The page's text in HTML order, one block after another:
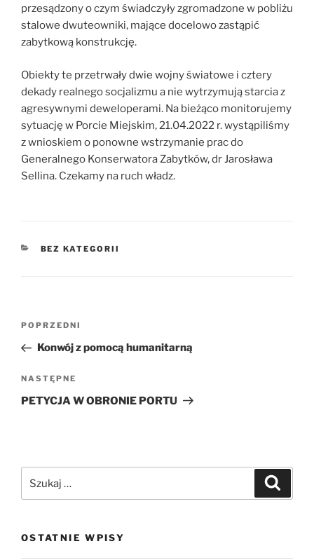
przesądzony o czym świadczyły zgromadzone w pobliżu
stalowe dwuteowniki, mające docelowo zastąpić
zabytkową konstrukcję.
Obiekty te przetrwały dwie wojny światowe i cztery
dekady realnego socjalizmu a nie wytrzymują starcia z
agresywnymi deweloperami. Na bieżąco monitorujemy
sytuację w Porcie Miejskim, 21.04.2022 r. wystąpiliśmy
z wnioskiem o ponowne wstrzymanie prac do
Generalnego Konserwatora Zabytków, dr Jarosława
Sellina. Czekamy na ruch władz.
KATEGORIE
BEZ KATEGORII
Nawigacja
Poprzedni
wpis
POPRZEDNI
Konwój z pomocą humanitarną
Następny
wpis
NASTĘPNE
PETYCJA W OBRONIE PORTU
OSTATNIE WPISY